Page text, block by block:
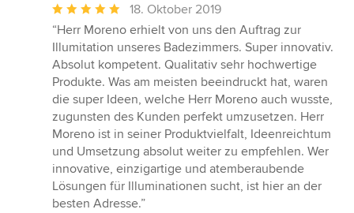
Durchschnittliche
Bewertung:
5
von
5
Sternen
18. Oktober 2019
“Herr Moreno erhielt von uns den Auftrag zur
Illumitation unseres Badezimmers. Super innovativ.
Absolut kompetent. Qualitativ sehr hochwertige
Produkte. Was am meisten beeindruckt hat, waren
die super Ideen, welche Herr Moreno auch wusste,
zugunsten des Kunden perfekt umzusetzen. Herr
Moreno ist in seiner Produktvielfalt, Ideenreichtum
und Umsetzung absolut weiter zu empfehlen. Wer
innovative, einzigartige und atemberaubende
Lösungen für Illuminationen sucht, ist hier an der
besten Adresse.”